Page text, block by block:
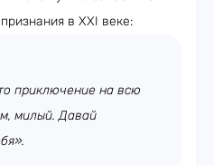
в XXI веке:
приключение на всю
милый. Давай